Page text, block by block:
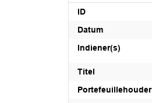
ID
Datum
Indiener(s)
Titel
Portefeuillehouder